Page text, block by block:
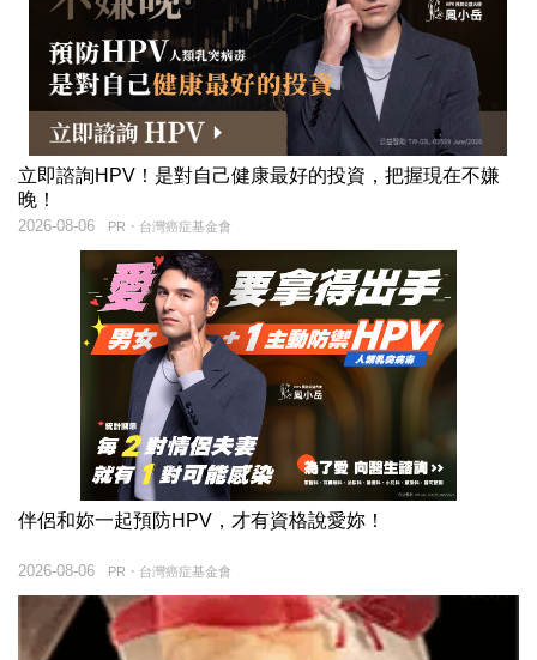
立即諮詢HPV！是對自己健康最好的投資，把握現在不嫌
晚！
PR・台灣癌症基金會
2026-08-06
伴侶和妳一起預防HPV，才有資格說愛妳！
PR・台灣癌症基金會
2026-08-06